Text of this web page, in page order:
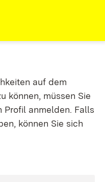
auf dem
können, müssen Sie
Profil anmelden. Falls
können Sie sich